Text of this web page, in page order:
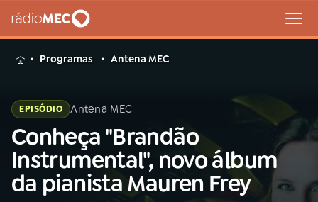
MENU
Buscar
na
Rádio
MEC
Buscar
Programas Antena MEC
EPISÓDIO Antena MEC
Conheça "Brandão
Instrumental", novo álbum
da pianista Mauren Frey